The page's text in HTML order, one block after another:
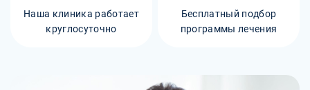
Наша клиника работает
круглосуточно
Бесплатный подбор
программы лечения